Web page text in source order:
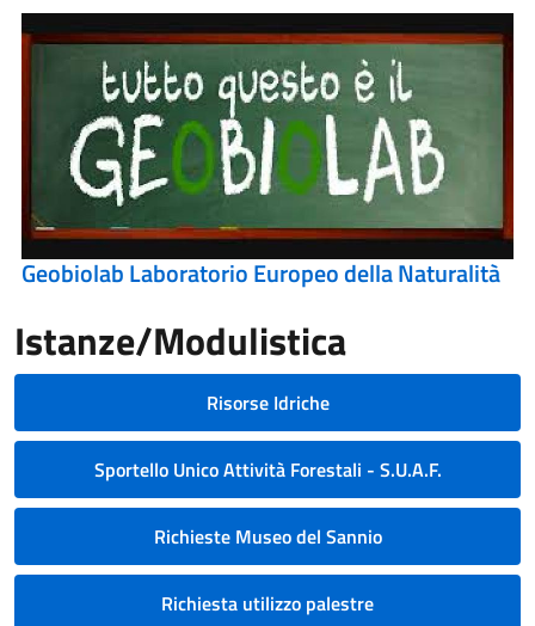
Geobiolab Laboratorio Europeo della Naturalità
Istanze/Modulistica
Risorse Idriche
Sportello Unico Attività Forestali - S.U.A.F.
Richieste Museo del Sannio
Richiesta utilizzo palestre